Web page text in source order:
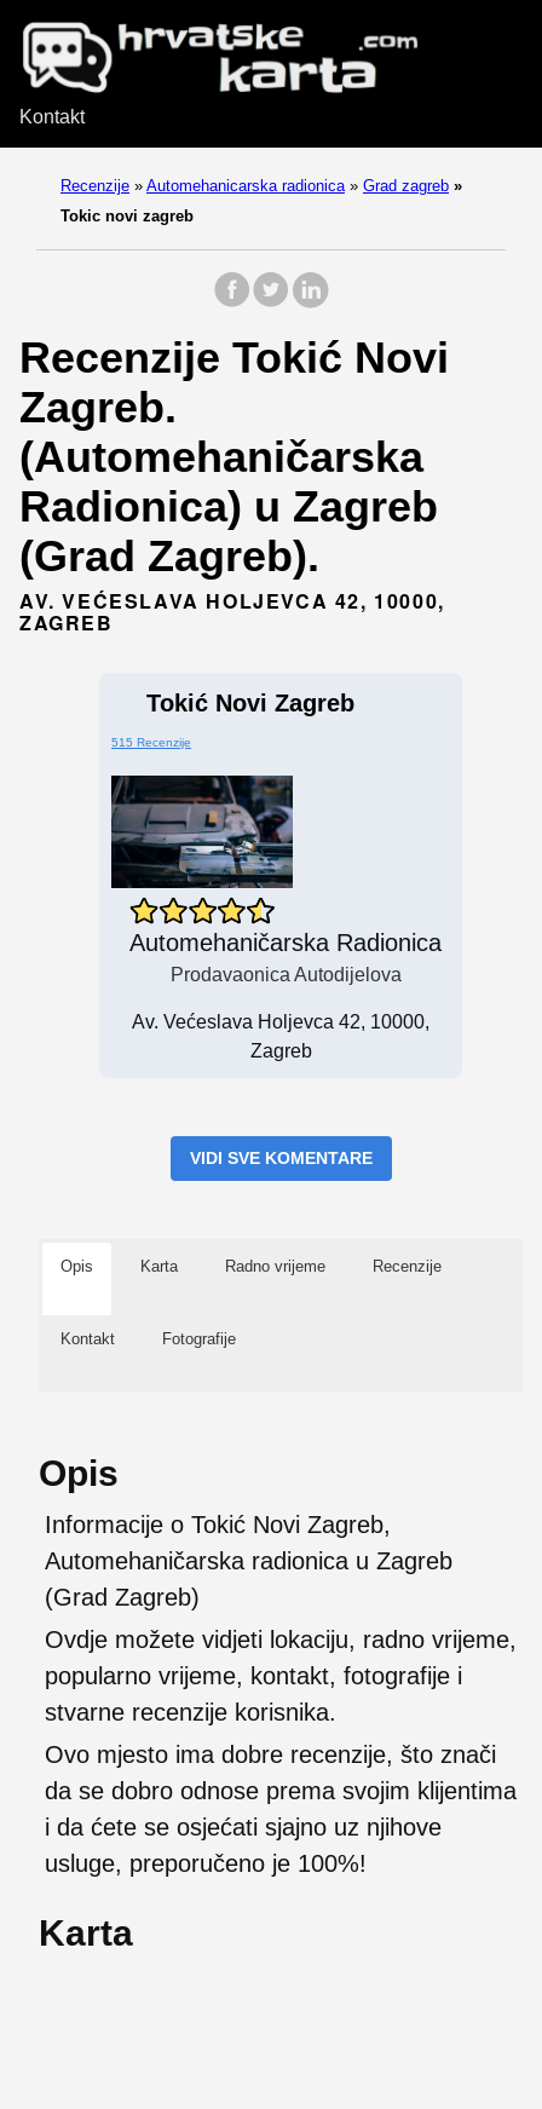
Kontakt
Recenzije » Automehanicarska radionica » Grad zagreb »
Tokic novi zagreb
Recenzije Tokić Novi
Zagreb.
(Automehaničarska
Radionica) u Zagreb
(Grad Zagreb).
AV. VEĆESLAVA HOLJEVCA 42, 10000,
ZAGREB
Tokić Novi Zagreb
515 Recenzije
Automehaničarska Radionica
Prodavaonica Autodijelova
Av. Većeslava Holjevca 42, 10000,
Zagreb
VIDI SVE KOMENTARE
Opis Karta Radno vrijeme Recenzije
Kontakt Fotografije
Opis
Informacije o Tokić Novi Zagreb,
Automehaničarska radionica u Zagreb
(Grad Zagreb)
Ovdje možete vidjeti lokaciju, radno vrijeme,
popularno vrijeme, kontakt, fotografije i
stvarne recenzije korisnika.
Ovo mjesto ima dobre recenzije, što znači
da se dobro odnose prema svojim klijentima
i da ćete se osjećati sjajno uz njihove
usluge, preporučeno je 100%!
Karta